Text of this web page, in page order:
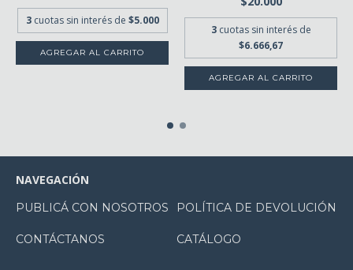
3 cuotas sin interés de $5.000
3 cuotas sin interés de
$6.666,67
AGREGAR AL CARRITO
NAVEGACIÓN
PUBLICÁ CON NOSOTROS POLÍTICA DE DEVOLUCIÓN
CONTÁCTANOS CATÁLOGO